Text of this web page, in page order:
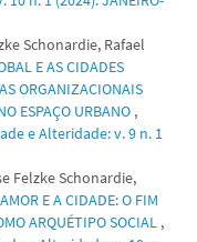
Schonardie, Rafael
E AS CIDADES
ORGANIZACIONAIS
ESPAÇO URBANO ,
e Alteridade: v. 9 n. 1
Felzke Schonardie,
E A CIDADE: O FIM
ARQUÉTIPO SOCIAL ,